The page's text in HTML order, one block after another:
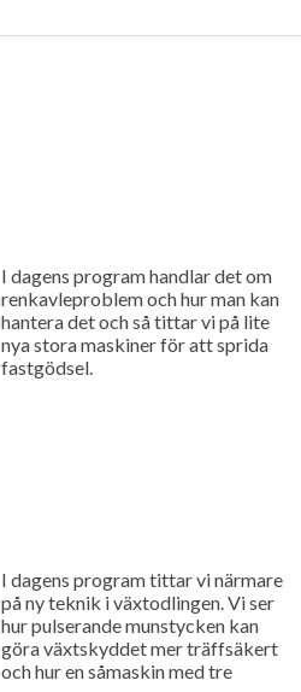
I dagens program handlar det om
renkavleproblem och hur man kan
hantera det och så tittar vi på lite
nya stora maskiner för att sprida
fastgödsel.
I dagens program tittar vi närmare
på ny teknik i växtodlingen. Vi ser
hur pulserande munstycken kan
göra växtskyddet mer träffsäkert
och hur en såmaskin med tre